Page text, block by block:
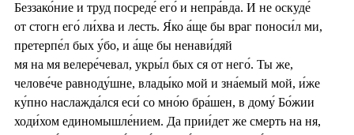
Беззако́ние и труд посреде́ его́ и непра́вда. И не оскуде́
от стогн его́ ли́хва и лесть. Я́ко а́ще бы враг поноси́л ми,
претерпе́л бых у́бо, и а́ще бы ненави́дяй
мя на мя велере́чевал, укры́л бых ся от него́. Ты же,
челове́че равноду́шне, влады́ко мой и зна́емый мой, и́же
ку́пно наслажда́лся еси́ со мно́ю бра́шен, в дому́ Бо́жии
ходи́хом единомышле́нием. Да прии́дет же смерть на ня,